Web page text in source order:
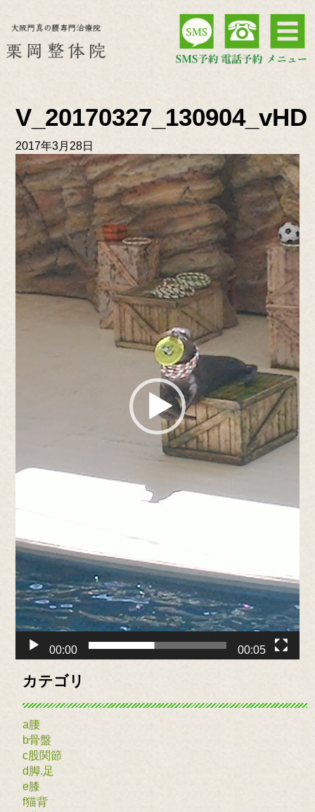
2017年3月28日
動
画
プ
レ
ー
ヤ
ー
00:00 00:05
カテゴリ
a腰
b骨盤
c股関節
d脚.足
e膝
f猫背